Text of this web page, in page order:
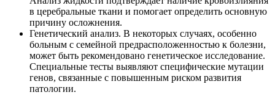
в церебральные ткани и помогает определить основную
причину осложнения.
Генетический анализ. В некоторых случаях, особенно
больным с семейной предрасположенностью к болезни,
может быть рекомендовано генетическое исследование.
Специальные тесты выявляют специфические мутации
генов, связанные с повышенным риском развития
патологии.